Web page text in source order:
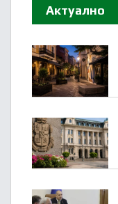
Актуално